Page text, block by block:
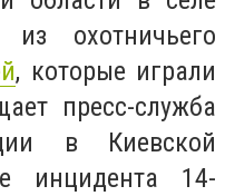
охотничьего
, которые играли
пресс-служба
в Киевской
инцидента 14-